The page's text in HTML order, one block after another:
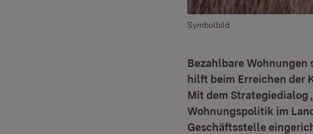
Symbolbild
Bezahlbare Wohnungen
hilft beim Erreichen der
Mit dem Strategiedialog
Wohnungspolitik im
Geschäftsstelle